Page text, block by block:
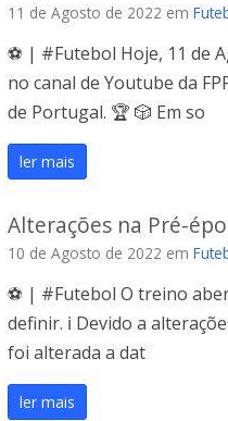
11 de Agosto de 2022 em
⚽️ | #Futebol Hoje, 11 de
no canal de Youtube da
de Portugal. 🏆 🎲 Em so
ler mais
Alterações na Pré-
10 de Agosto de 2022 em
⚽️ | #Futebol O treino
definir. ℹ️ Devido a
foi alterada a dat
ler mais